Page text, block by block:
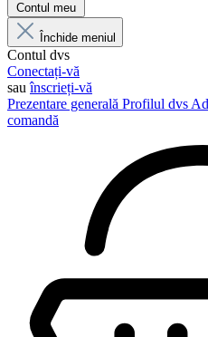
Contul meu
Închide meniul
Contul dvs
Conectați-vă
sauînscrieți-vă
Prezentare generală Profilul dvs
comandă